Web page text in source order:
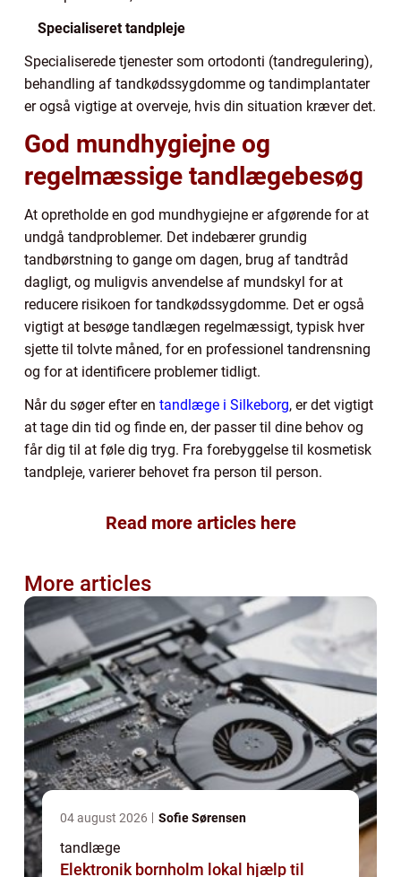
Specialiseret tandpleje
Specialiserede tjenester som ortodonti (tandregulering),
behandling af tandkødssygdomme og tandimplantater
er også vigtige at overveje, hvis din situation kræver det.
God mundhygiejne og
regelmæssige tandlægebesøg
At opretholde en god mundhygiejne er afgørende for at
undgå tandproblemer. Det indebærer grundig
tandbørstning to gange om dagen, brug af tandtråd
dagligt, og muligvis anvendelse af mundskyl for at
reducere risikoen for tandkødssygdomme. Det er også
vigtigt at besøge tandlægen regelmæssigt, typisk hver
sjette til tolvte måned, for en professionel tandrensning
og for at identificere problemer tidligt.
Når du søger efter en tandlæge i Silkeborg, er det vigtigt
at tage din tid og finde en, der passer til dine behov og
får dig til at føle dig tryg. Fra forebyggelse til kosmetisk
tandpleje, varierer behovet fra person til person.
Read more articles here
More articles
04 august 2026 Sofie Sørensen
tandlæge
Elektronik bornholm lokal hjælp til